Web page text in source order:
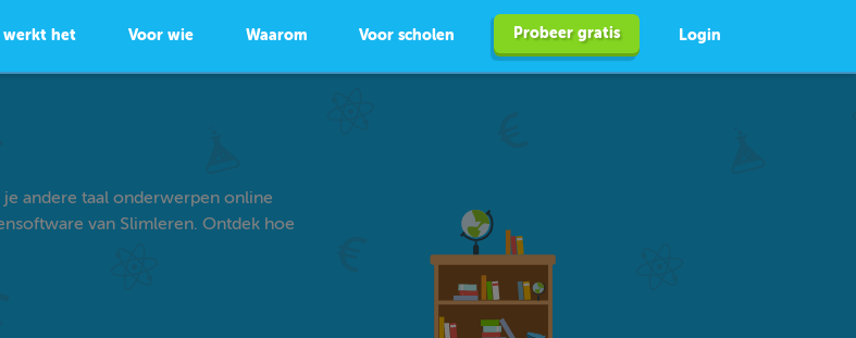
werkt het Voor wie Waarom Voor scholen Probeer gratis Login
andere taal onderwerpen online
van Slimleren. Ontdek hoe